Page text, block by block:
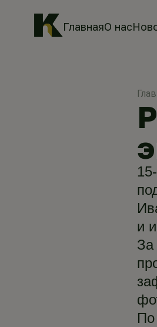
ГлавнаяО нас
и
За
По